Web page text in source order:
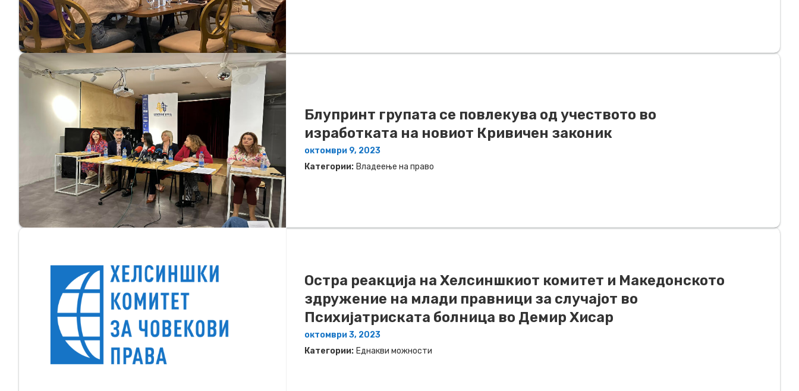
Блупринт групата се повлекува од учеството во
изработката на новиот Кривичен законик
октомври 9, 2023
Категории: Владеење на право
Остра реакција на Хелсиншкиот комитет и Македонското
здружение на млади правници за случајот во
Психијатриската болница во Демир Хисар
октомври 3, 2023
Категории: Еднакви можности